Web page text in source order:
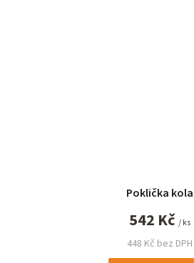
Poklička kola
448 Kč bez DPH
542 Kč / ks